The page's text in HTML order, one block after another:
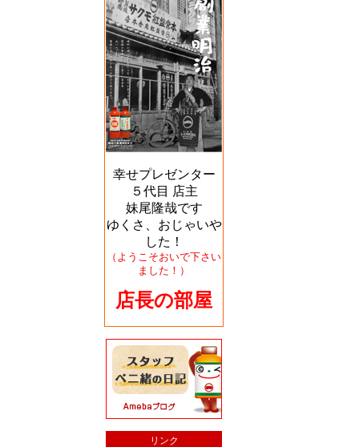
幸せプレゼンター
５代目 店主
妹尾隆哉です
ゆくさ、おじゃいや
した！
（ようこそおいで下さい
ました！）
店長の部屋
リンク